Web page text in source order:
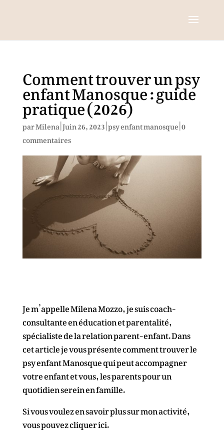
Comment trouver un psy
enfant Manosque : guide
pratique (2026)
parMilena|Juin 26, 2023|psy enfant manosque|0
commentaires
Je m’appelle Milena Mozzo, je suis coach-
consultante en éducation et parentalité,
spécialiste de la relation parent-enfant. Dans
cet article je vous présente comment trouver le
psy enfant Manosque qui peut accompagner
votre enfant et vous, les parents pour un
quotidien serein en famille.
Si vous voulez en savoir plus sur mon activité,
vous pouvez cliquerici.